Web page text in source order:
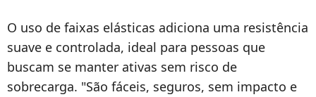
O uso de faixas elásticas adiciona uma resistência
suave e controlada, ideal para pessoas que
buscam se manter ativas sem risco de
sobrecarga. "São fáceis, seguros, sem impacto e